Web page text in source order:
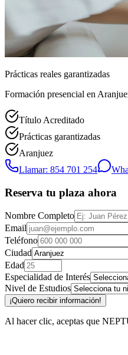
Prácticas reales garantizadas
Formación presencial en
Título Acreditado
Prácticas garantizadas
Aranjuez
Llamar: 854 701 254
Reserva tu plaza ahora
Nombre Completo
Email
Teléfono
Ciudad
Edad
Especialidad de Interés
Nivel de Estudios
¡Quiero recibir información!
Al hacer clic, aceptas que